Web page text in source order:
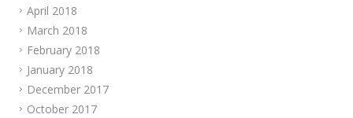
April 2018
March 2018
February 2018
January 2018
December 2017
October 2017